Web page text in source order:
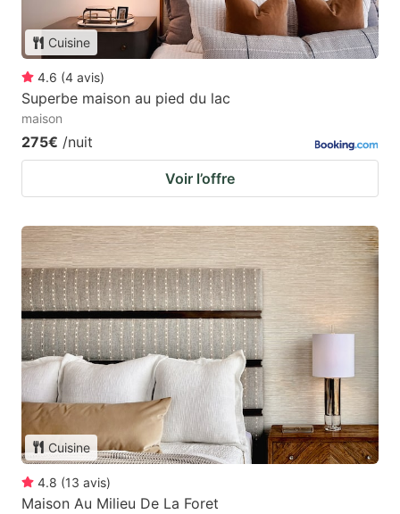
Cuisine
4.6 (4 avis)
Superbe maison au pied du lac
maison
275€ /nuit
Voir l’offre
Cuisine
4.8 (13 avis)
Maison Au Milieu De La Foret